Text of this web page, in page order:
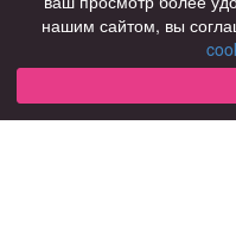
для
нашим сайтом, вы